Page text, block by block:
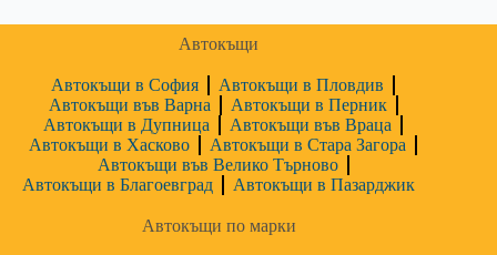
Автокъщи
Автокъщи в София
Автокъщи в Пловдив
Автокъщи във Варна
Автокъщи в Перник
Автокъщи в Дупница
Автокъщи във Враца
Автокъщи в Хасково
Автокъщи в Стара Загора
Автокъщи във Велико Търново
Автокъщи в Благоевград
Автокъщи в Пазарджик
Автокъщи по марки